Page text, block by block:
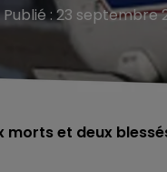
Publié : 23 septembre
morts et deux